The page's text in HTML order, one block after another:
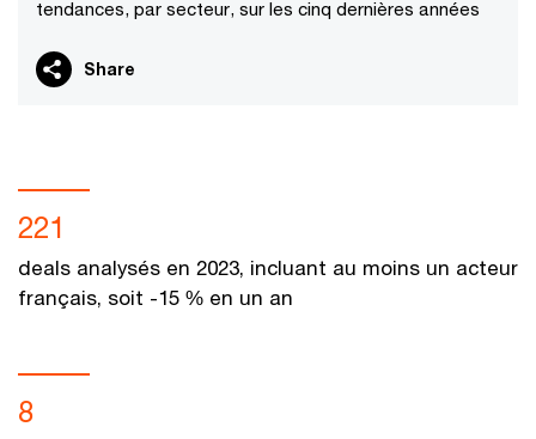
tendances, par secteur, sur les cinq dernières années
Share
221
deals analysés en 2023, incluant au moins un acteur
français, soit -15 % en un an
8